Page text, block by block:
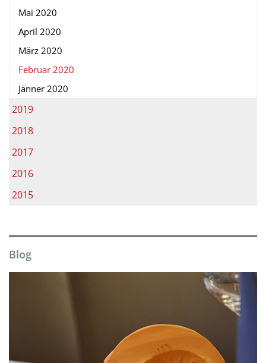
Mai 2020
April 2020
März 2020
Februar 2020
Jänner 2020
2019
2018
2017
2016
2015
Blog